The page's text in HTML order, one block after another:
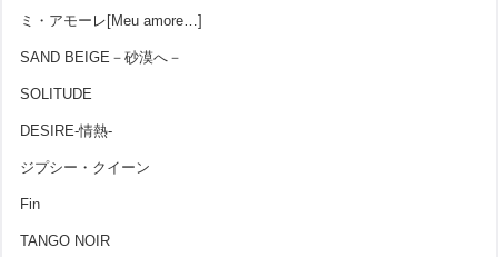
ミ・アモーレ[Meu amore…]
SAND BEIGE－砂漠へ－
SOLITUDE
DESIRE-情熱-
ジプシー・クイーン
Fin
TANGO NOIR